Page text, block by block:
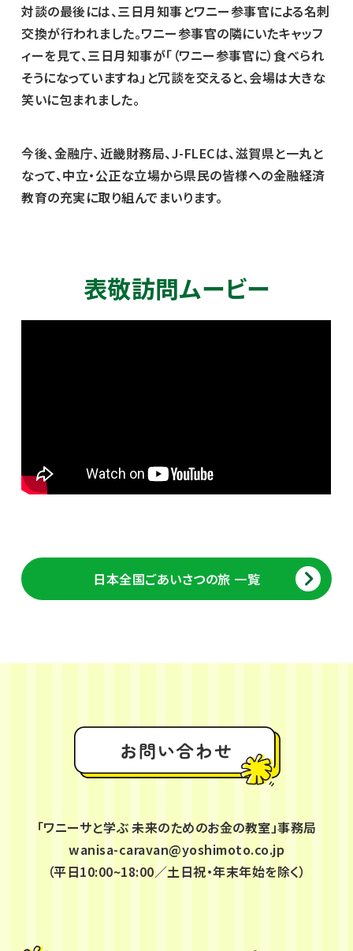
対談の最後には、三日月知事とワニー参事官による名刺
交換が行われました。ワニー参事官の隣にいたキャッフ
ィーを見て、三日月知事が「（ワニー参事官に）食べられ
そうになっていますね」と冗談を交えると、会場は大きな
笑いに包まれました。
今後、金融庁、近畿財務局、J-FLECは、滋賀県と一丸と
なって、中立・公正な立場から県民の皆様への金融経済
教育の充実に取り組んでまいります。
表敬訪問ムービー
日本全国ごあいさつの旅 一覧
お問い合わせ
「ワニーサと学ぶ 未来のためのお金の教室」事務局
wanisa-caravan@yoshimoto.co.jp
（平日10:00~18:00／土日祝・年末年始を除く）